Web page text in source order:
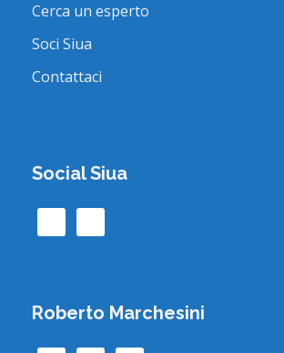
Cerca un esperto
Soci Siua
Contattaci
Social Siua
Roberto Marchesini